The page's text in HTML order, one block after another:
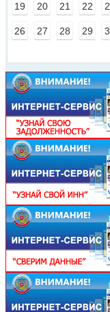
19 20 21 22
26 27 28 29